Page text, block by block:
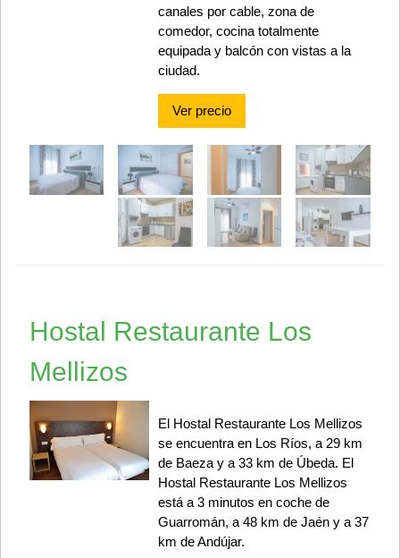
canales por cable, zona de
comedor, cocina totalmente
equipada y balcón con vistas a la
ciudad.
Ver precio
Hostal Restaurante Los
Mellizos
El Hostal Restaurante Los Mellizos
se encuentra en Los Ríos, a 29 km
de Baeza y a 33 km de Úbeda. El
Hostal Restaurante Los Mellizos
está a 3 minutos en coche de
Guarromán, a 48 km de Jaén y a 37
km de Andújar.